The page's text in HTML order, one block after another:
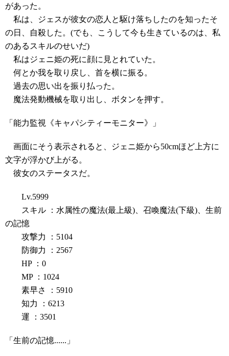
があった。
私は、ジェスが彼女の恋人と駆け落ちしたのを知ったそ
の日、自殺した。(でも、こうして今も生きているのは、私
のあるスキルのせいだ)
私はジェニ姫の死に顔に見とれていた。
何とか我を取り戻し、首を横に振る。
過去の思い出を振り払った。
魔法発動機械を取り出し、ボタンを押す。
「能力監視《キャパシティーモニター》」
画面にそう表示されると、ジェニ姫から50cmほど上方に
文字が浮かび上がる。
彼女のステータスだ。
Lv.5999
スキル ：水属性の魔法(最上級)、召喚魔法(下級)、生前
の記憶
攻撃力 ：5104
防御力 ：2567
HP ：0
MP ：1024
素早さ ：5910
知力 ：6213
運 ：3501
「生前の記憶......」